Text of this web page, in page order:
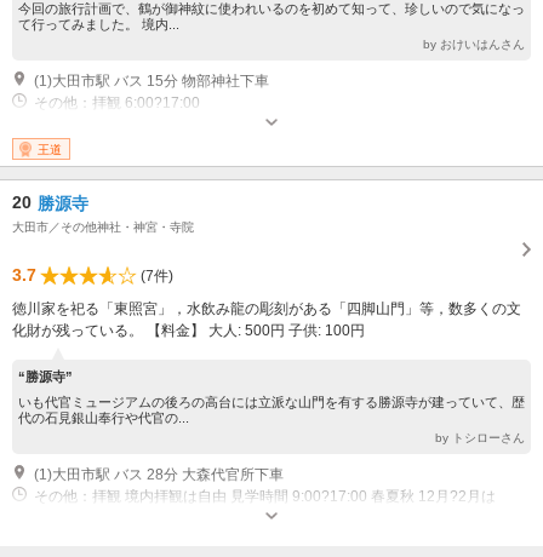
今回の旅行計画で、鶴が御神紋に使われいるのを初めて知って、珍しいので気になっ
て行ってみました。 境内...
by おけいはんさん
(1)大田市駅 バス 15分 物部神社下車
その他：拝観 6:00?17:00
王道
20 勝源寺
大田市／その他神社・神宮・寺院
3.7
(7件)
徳川家を祀る「東照宮」，水飲み龍の彫刻がある「四脚山門」等，数多くの文
化財が残っている。 【料金】 大人: 500円 子供: 100円
“勝源寺”
いも代官ミュージアムの後ろの高台には立派な山門を有する勝源寺が建っていて、歴
代の石見銀山奉行や代官の...
by トシローさん
(1)大田市駅 バス 28分 大森代官所下車
その他：拝観 境内拝観は自由 見学時間 9:00?17:00 春夏秋 12月?2月は
9:00?16:00 本堂・宝物拝観は要予約 休館日 年末年始、寺行事